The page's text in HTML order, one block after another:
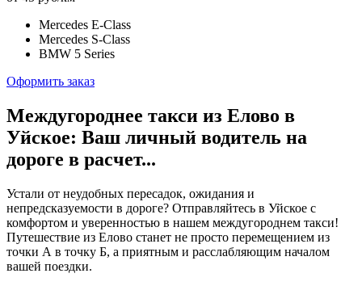
Mercedes E-Class
Mercedes S-Class
BMW 5 Series
Оформить заказ
Междугороднее такси из Елово в
Уйское: Ваш личный водитель на
дороге в расчет...
Устали от неудобных пересадок, ожидания и
непредсказуемости в дороге? Отправляйтесь в Уйское с
комфортом и уверенностью в нашем междугороднем такси!
Путешествие из Елово станет не просто перемещением из
точки А в точку Б, а приятным и расслабляющим началом
вашей поездки.